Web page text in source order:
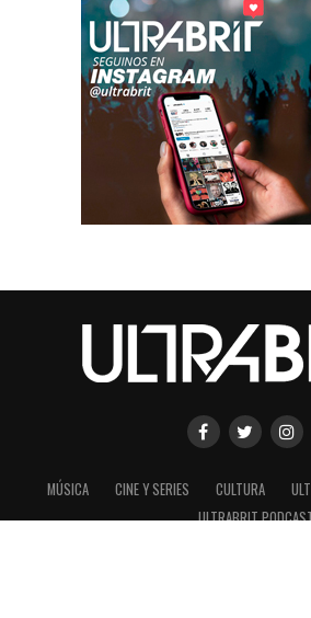
MÚSICA CINE Y SERIES CULTURA
ULTRABRIT